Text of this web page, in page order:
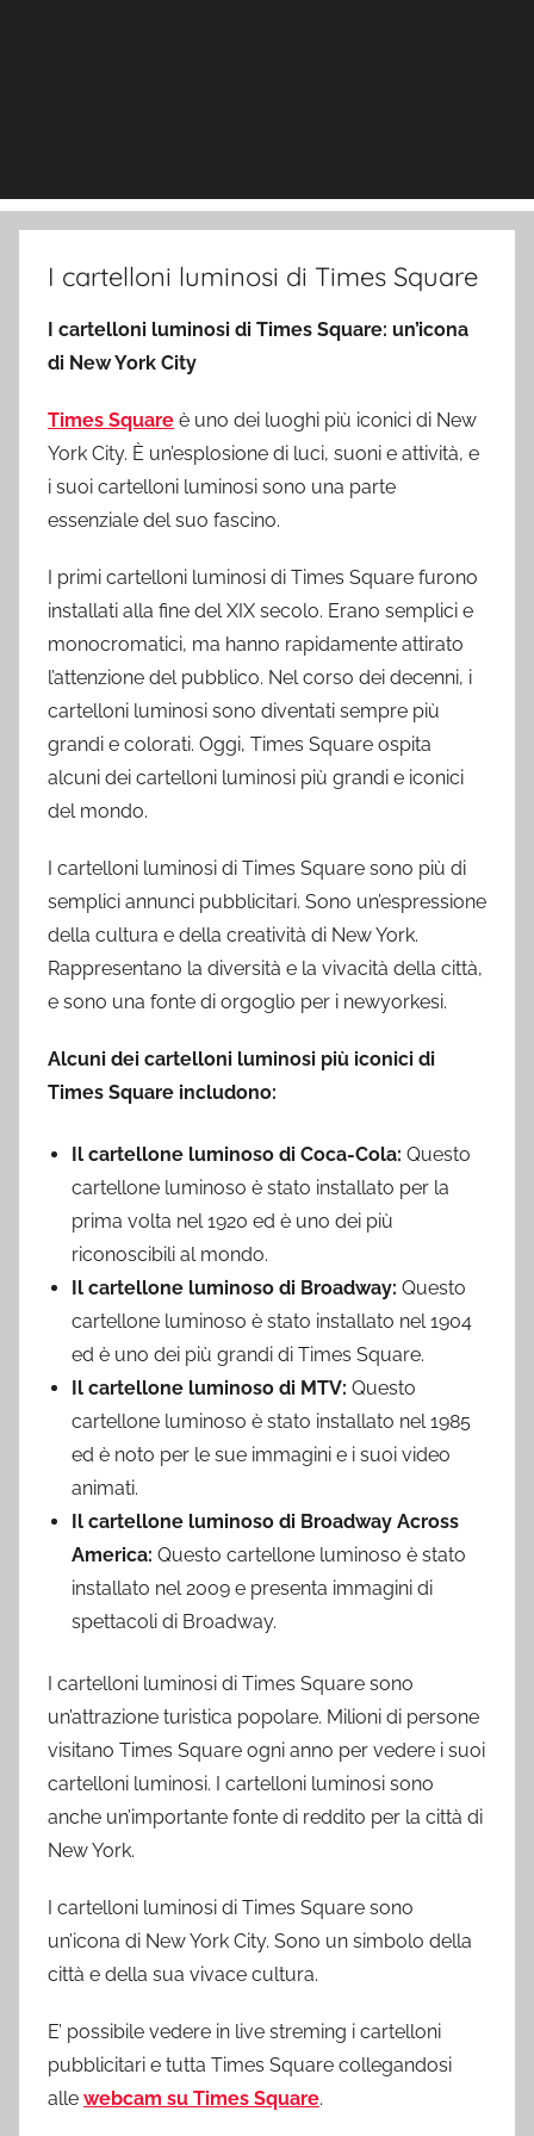
I cartelloni luminosi di Times Square
I cartelloni luminosi di Times Square: un’icona
di New York City
Times Square è uno dei luoghi più iconici di New
York City. È un’esplosione di luci, suoni e attività, e
i suoi cartelloni luminosi sono una parte
essenziale del suo fascino.
I primi cartelloni luminosi di Times Square furono
installati alla fine del XIX secolo. Erano semplici e
monocromatici, ma hanno rapidamente attirato
l’attenzione del pubblico. Nel corso dei decenni, i
cartelloni luminosi sono diventati sempre più
grandi e colorati. Oggi, Times Square ospita
alcuni dei cartelloni luminosi più grandi e iconici
del mondo.
I cartelloni luminosi di Times Square sono più di
semplici annunci pubblicitari. Sono un’espressione
della cultura e della creatività di New York.
Rappresentano la diversità e la vivacità della città,
e sono una fonte di orgoglio per i newyorkesi.
Alcuni dei cartelloni luminosi più iconici di
Times Square includono:
Il cartellone luminoso di Coca-Cola: Questo
cartellone luminoso è stato installato per la
prima volta nel 1920 ed è uno dei più
riconoscibili al mondo.
Il cartellone luminoso di Broadway: Questo
cartellone luminoso è stato installato nel 1904
ed è uno dei più grandi di Times Square.
Il cartellone luminoso di MTV: Questo
cartellone luminoso è stato installato nel 1985
ed è noto per le sue immagini e i suoi video
animati.
Il cartellone luminoso di Broadway Across
America: Questo cartellone luminoso è stato
installato nel 2009 e presenta immagini di
spettacoli di Broadway.
I cartelloni luminosi di Times Square sono
un’attrazione turistica popolare. Milioni di persone
visitano Times Square ogni anno per vedere i suoi
cartelloni luminosi. I cartelloni luminosi sono
anche un’importante fonte di reddito per la città di
New York.
I cartelloni luminosi di Times Square sono
un’icona di New York City. Sono un simbolo della
città e della sua vivace cultura.
E’ possibile vedere in live streming i cartelloni
pubblicitari e tutta Times Square collegandosi
alle webcam su Times Square.